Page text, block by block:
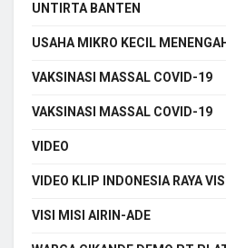
UNTIRTA BANTEN
USAHA MIKRO KECIL
VAKSINASI MASSAL COVID-19
VAKSINASI MASSAL COVID-19
VIDEO
VIDEO KLIP INDONESIA RAYA
VISI MISI AIRIN-ADE